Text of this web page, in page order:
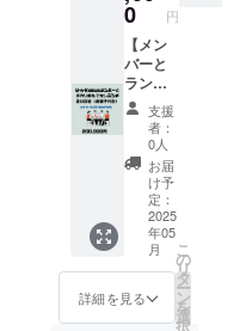
意書き
をご確
認くだ
さい。
原材料
及び添
加物等
の食品
表示は
お届け
商品の
ラベル
に表記
されま
す 。商
品開封
前には
必ずお
届けの
リター
ンに貼
囲のみ
の方が
対象と
なりま
す。日
程調整
などは
後日ご
連絡さ
せてい
ただき
ます。
いたし
ます。
有効期
間は発
送した
日から1
年間と
なりま
す。 ※
持ち帰
りたい
方は要
相談 場
所：坂
戸市近
郊を予
定 支援
0 円
【メン
バーと
ランチ
＋懇談
会（お
菓子つ
き）】
来てい
ただけ
る方の
み 真心
込めた
手づく
りおも
てなし
支援
者：
0人
お届
け予
定：
2025
年05
月
詳細を見る
こ
の
リ
タ
ー
ン
を
選
択